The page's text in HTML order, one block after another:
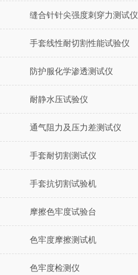
缝合针针尖强度刺穿力测试仪
手套线性耐切割性能试验仪
防护服化学渗透测试仪
耐静水压试验仪
通气阻力及压力差测试仪
手套耐切割测试仪
手套抗切割试验机
摩擦色牢度试验台
色牢度摩擦测试机
色牢度检测仪